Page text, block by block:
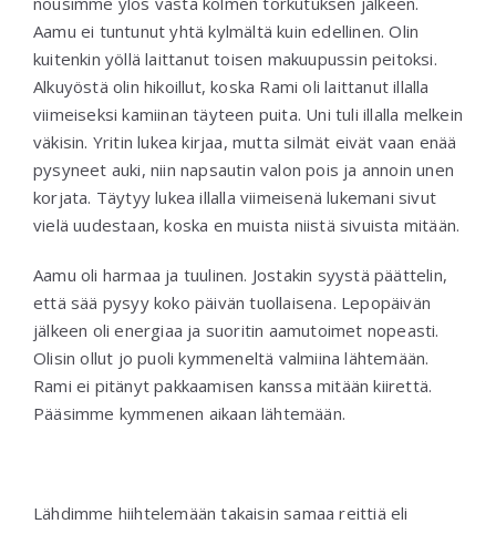
Aamu ei tuntunut yhtä kylmältä kuin edellinen. Olin
kuitenkin yöllä laittanut toisen makuupussin peitoksi.
Alkuyöstä olin hikoillut, koska Rami oli laittanut illalla
viimeiseksi kamiinan täyteen puita. Uni tuli illalla melkein
väkisin. Yritin lukea kirjaa, mutta silmät eivät vaan enää
pysyneet auki, niin napsautin valon pois ja annoin unen
korjata. Täytyy lukea illalla viimeisenä lukemani sivut
vielä uudestaan, koska en muista niistä sivuista mitään.
Aamu oli harmaa ja tuulinen. Jostakin syystä päättelin,
että sää pysyy koko päivän tuollaisena. Lepopäivän
jälkeen oli energiaa ja suoritin aamutoimet nopeasti.
Olisin ollut jo puoli kymmeneltä valmiina lähtemään.
Rami ei pitänyt pakkaamisen kanssa mitään kiirettä.
Pääsimme kymmenen aikaan lähtemään.
Lähdimme hiihtelemään takaisin samaa reittiä eli